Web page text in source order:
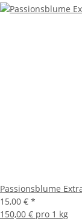
Passionsblume
15,00 € *
150,00 € pro 1 kg